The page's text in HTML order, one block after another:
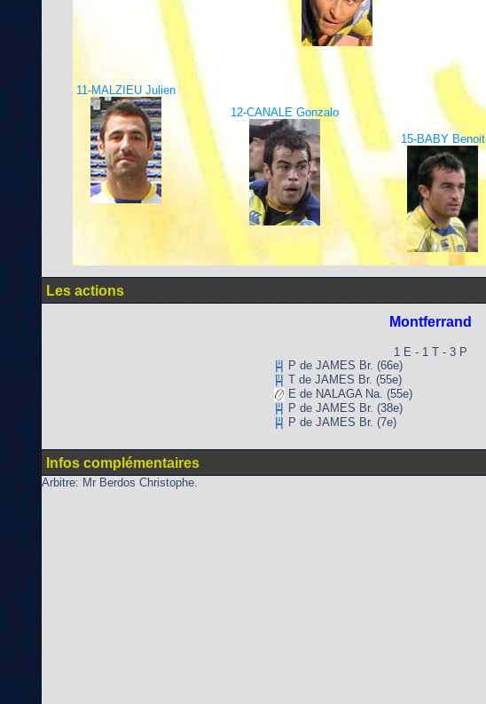
11-MALZIEU Julien
12-CANALE Gonzalo
15-BABY Benoit
Les actions
Montferrand
1 E - 1 T - 3 P
P de JAMES Br. (66e)
T de JAMES Br. (55e)
E de NALAGA Na. (55e)
P de JAMES Br. (38e)
P de JAMES Br. (7e)
Infos complémentaires
Arbitre: Mr Berdos Christophe.